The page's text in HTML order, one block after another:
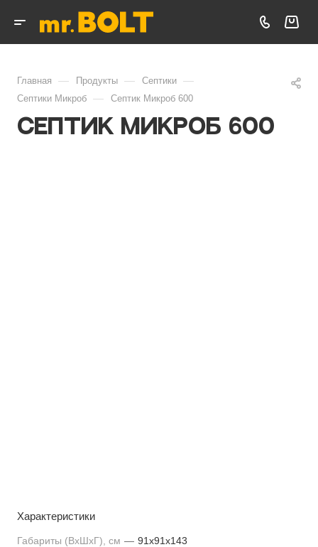
Главная — Продукты — Септики —
Септики Микроб — Септик Микроб 600
Септик Микроб 600
Характеристики
Габариты (ВхШхГ), см — 91х91х143